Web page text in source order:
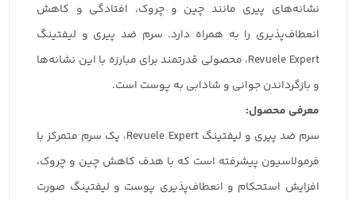
نشانه‌های پیری مانند چین و چروک، افتادگی و کاهش
انعطاف‌پذیری را به همراه دارد. سرم ضد پیری و لیفتینگ
Revuele Expert، محصولی قدرتمند برای مبارزه با این نشانه‌ها
و بازگرداندن جوانی و شادابی به پوست است.
معرفی محصول:
سرم ضد پیری و لیفتینگ Revuele Expert، یک سرم متمرکز با
فرمولاسیون پیشرفته است که با هدف کاهش چین و چروک،
افزایش استحکام و انعطاف‌پذیری پوست و لیفتینگ صورت